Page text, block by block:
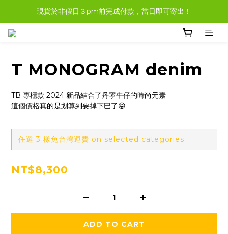
現貨商品，大多都可任選３樣免運哦。
現貨於非假日３pm前完成付款，當日即可寄出！
T MONOGRAM denim
TB 專櫃款 2024 新品結合了丹寧牛仔的時尚元素
這個價格真的是划算到要掉下巴了😝
任選 3 樣免台灣運費 on selected categories
NT$8,300
ADD TO CART